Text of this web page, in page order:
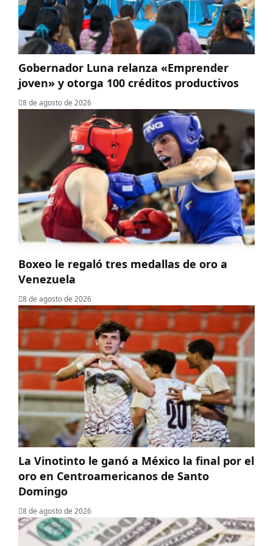
Gobernador Luna relanza «Emprender
joven» y otorga 100 créditos productivos
8 de agosto de 2026
Boxeo le regaló tres medallas de oro a
Venezuela
8 de agosto de 2026
La Vinotinto le ganó a México la final por el
oro en Centroamericanos de Santo
Domingo
8 de agosto de 2026